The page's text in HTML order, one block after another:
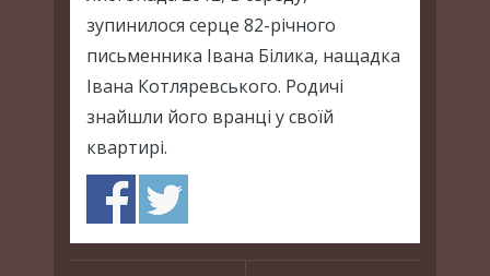
зупинилося серце 82-річного
письменника Івана Білика, нащадка
Івана Котляревського. Родичі
знайшли його вранці у своїй
квартирі.